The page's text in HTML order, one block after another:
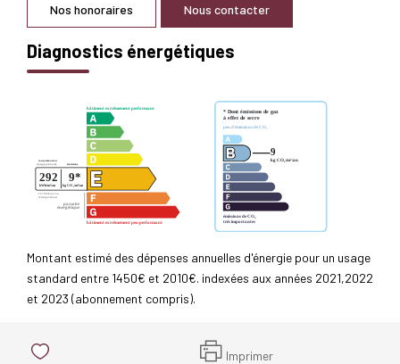
Nos honoraires Nous contacter
Diagnostics énergétiques
Montant estimé des dépenses annuelles d'énergie pour un usage
standard entre 1450€ et 2010€. indexées aux années 2021,2022
et 2023 (abonnement compris).
Imprimer